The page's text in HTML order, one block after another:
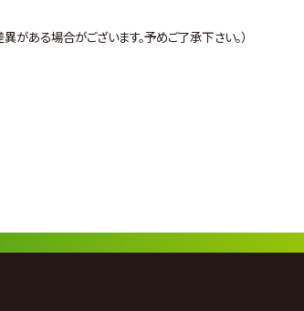
がある場合がございます。予めご了承下さい。）